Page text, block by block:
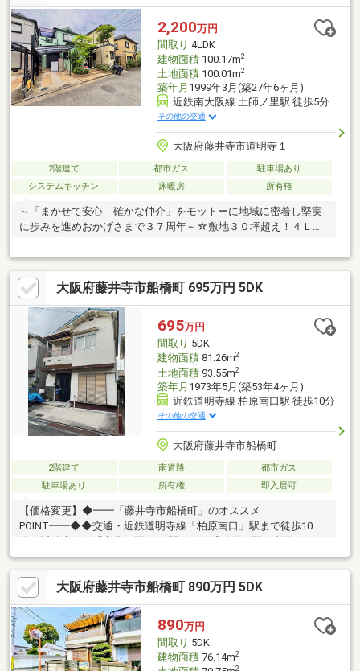
く洗面が使えるのでいいですね♪◆ランドリールームは天候に左
右されない室内干しスペースとしても活躍します！◆収納スペー
スが充実♪WICは家族のファミリークロークとしてもお使いいただ
けます！◆まずは資料だけ欲しいという方も大歓迎！
2,200万円
間取り 4LDK
建物面積100.17m2
土地面積100.01m2
築年月 1999年3月(築27年6ヶ月)
近鉄南大阪線 土師ノ里駅 徒歩5分
その他の交通
大阪府藤井寺市道明寺１
2階建て 都市ガス
駐車場あり
システムキッチン
床暖房 所有権
～「まかせて安心 確かな仲介」をモットーに地域に密着し堅実
に歩みを進めおかげさまで３７周年～☆敷地３０坪超え！４ＬＤ
「土師ノ里」駅徒歩５分！近鉄道明寺線「道明寺」駅徒歩９分）
☆床暖房有！太陽光・蓄電池有！☆エコキュート・浄水器設置済
み！☆スーパー・コンビニ・ドラックストアが徒歩圏内！（セブ
ンイレブン徒歩３分！）（食品館アプロ徒歩６分）現地見学、資
料請求等をご希望のお客様は担当の中野までお気軽にお問い合わ
せ下さい。お電話、ご来店お待ちしております。
大阪府藤井寺市船橋町 695万円 5DK
695万円
間取り 5DK
建物面積81.26m2
土地面積93.55m2
築年月 1973年5月(築53年4ヶ月)
近鉄道明寺線 柏原南口駅 徒歩10分
その他の交通
大阪府藤井寺市船橋町
2階建て 南道路
都市ガス
駐車場あり
所有権 即入居可
【価格変更】◆━━「藤井寺市船橋町」のオススメ
POINT━━◆◆交通・近鉄道明寺線「柏原南口」駅まで徒歩10
能！・各主要駅へのアクセス良好な立地。◆南側幅員約4.7mの道
路に、約6.5m接道しています。◆用途によって使い分けが可能な
2面バルコニー有り。◆キッチンは約4.5帖、一体利用が可能な約
6.0帖和室が隣接。◆1階に水回りが集約されているので、家事負
担を軽減できます。◆周辺環境・梅が園善徳保公園まで徒歩5分
(約400m)・藤井寺市立道明寺東小学校まで徒歩7分(約550m)・サ
ンディ土師の里店まで徒歩9分(約650m)
大阪府藤井寺市船橋町 890万円 5DK
890万円
間取り 5DK
建物面積76.14m2
2